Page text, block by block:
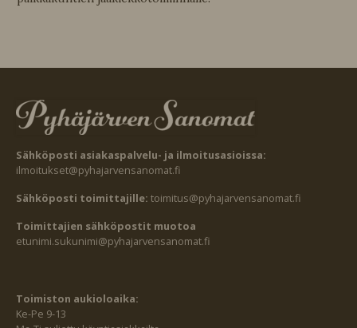
Sähköposti asiakaspalvelu- ja ilmoitusasioissa:
ilmoitukset@pyhajarvensanomat.fi
Sähköposti toimittajille: toimitus@pyhajarvensanomat.fi
Toimittajien sähköpostit muotoa
etunimi.sukunimi@pyhajarvensanomat.fi
Toimiston aukioloaika:
Ke-Pe 9-13